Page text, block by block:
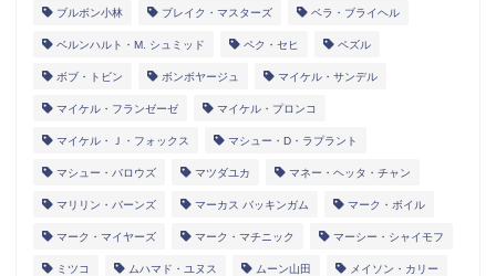
ブルボン小林 ブレイク・マスターズ ベラ・ブライヘル
ベルンハルト・M. シュミッド ペク・セヒ ペズル
ボブ・トビン ボンボヤージュ マイケル・サンデル
マイケル・フランゼーゼ マイケル・プロンコ
マイケル・Ｊ・フォックス マシュー・D・ラプラント
マシュー・バロウズ マツダユカ マネー・ヘッタ・チャン
マリリン・バーンズ マーカス バッキンガム マーク・ボイル
マーク・マイヤーズ マーク・マチニック マーシー・シャイモフ
ミツコ ムハマド・ユヌス ムーン山田 メイソン・カリー